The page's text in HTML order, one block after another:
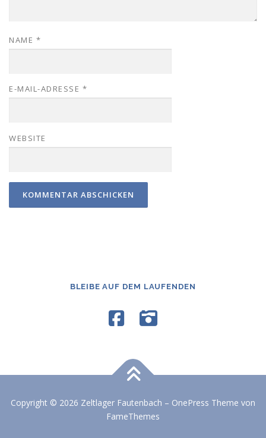
NAME *
E-MAIL-ADRESSE *
WEBSITE
BLEIBE AUF DEM LAUFENDEN
Copyright © 2026 Zeltlager Fautenbach – OnePress Theme von
FameThemes